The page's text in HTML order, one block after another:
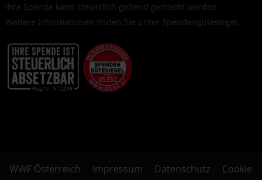
Ihre Spende kann steuerlich geltend gemacht werden.
Weitere Informationen finden Sie unter Spendengütesiegel
WWF Österreich Impressum Datenschutz
Cookie